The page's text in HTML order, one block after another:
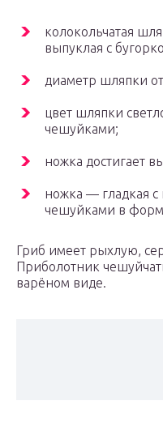
колокольчатая
выпуклая с
диаметр шляпки
цвет шляпки
чешуйками;
ножка достигает
ножка — гладкая
чешуйками в
Гриб имеет рыхлую,
Приболотник
варёном виде.